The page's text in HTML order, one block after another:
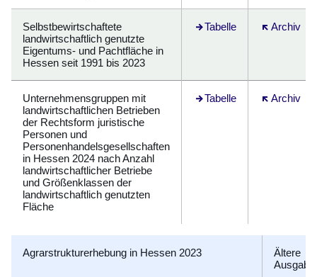
Selbstbewirtschaftete
landwirtschaftlich genutzte
Eigentums- und Pachtfläche in
Hessen seit 1991 bis 2023
Tabelle
Öffnet sich in einemArchiv
Öffnet sich
Unternehmensgruppen mit
landwirtschaftlichen Betrieben
der Rechtsform juristische
Personen und
Personenhandelsgesellschaften
in Hessen 2024 nach Anzahl
landwirtschaftlicher Betriebe
und Größenklassen der
landwirtschaftlich genutzten
Fläche
Tabelle Archiv
Öffnet sich
Agrarstrukturerhebung in Hessen 2023
Ältere